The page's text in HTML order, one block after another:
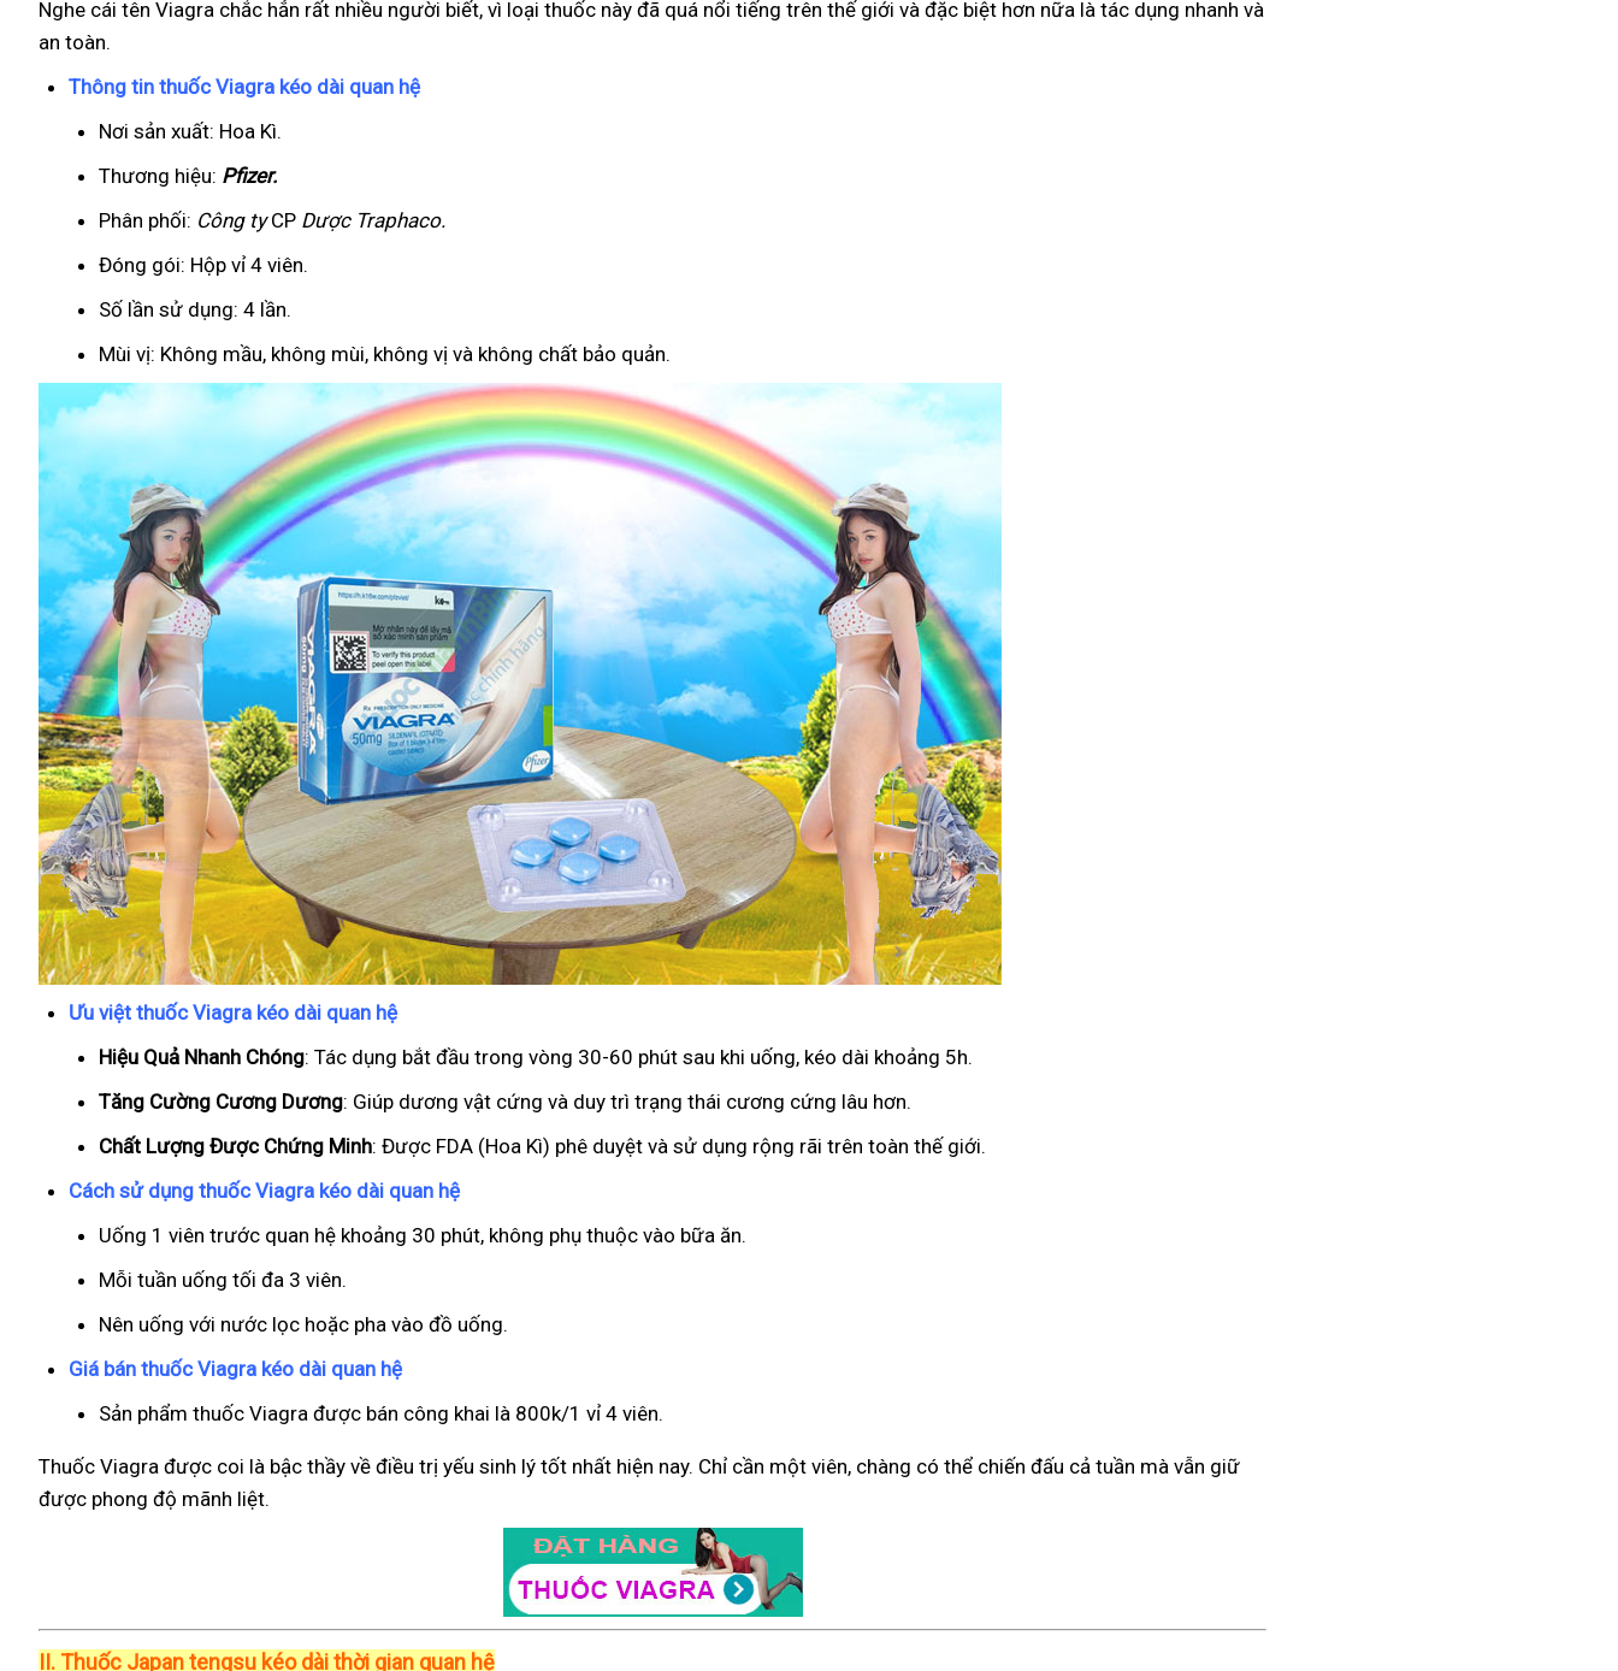
Nghe cái tên Viagra chắc hẳn rất nhiều người biết, vì loại thuốc này đã quá nổi tiếng trên thế giới và đặc biệt hơn nữa là tác dụng nhanh và
an toàn.
Thông tin thuốc Viagra kéo dài quan hệ
Nơi sản xuất: Hoa Kì.
Thương hiệu: Pfizer.
Phân phối: Công tyCP Dược Traphaco.
Đóng gói: Hộp vỉ 4 viên.
Số lần sử dụng: 4 lần.
Mùi vị: Không mầu, không mùi, không vị và không chất bảo quản.
Ưu việt thuốc Viagra kéo dài quan hệ
Hiệu Quả Nhanh Chóng: Tác dụng bắt đầu trong vòng 30-60 phút sau khi uống, kéo dài khoảng 5h.
Tăng Cường Cương Dương: Giúp dương vật cứng và duy trì trạng thái cương cứng lâu hơn.
Chất Lượng Được Chứng Minh: Được FDA (Hoa Kì) phê duyệt và sử dụng rộng rãi trên toàn thế giới.
Cách sử dụng thuốc Viagra kéo dài quan hệ
Uống 1 viên trước quan hệ khoảng 30 phút, không phụ thuộc vào bữa ăn.
Mỗi tuần uống tối đa 3 viên.
Nên uống với nước lọc hoặc pha vào đồ uống.
Giá bán thuốc Viagra kéo dài quan hệ
Sản phẩm thuốc Viagra được bán công khai là 800k/1 vỉ 4 viên.
Thuốc Viagra được coi là bậc thầy về điều trị yếu sinh lý tốt nhất hiện nay. Chỉ cần một viên, chàng có thể chiến đấu cả tuần mà vẫn giữ
được phong độ mãnh liệt.
II. Thuốc Japan tengsu kéo dài thời gian quan hệ